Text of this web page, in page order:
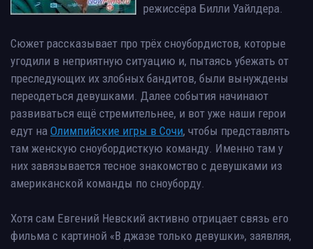
режиссёра Билли Уайлдера.
Сюжет рассказывает про трёх сноубордистов, которые
угодили в неприятную ситуацию и, пытаясь убежать от
преследующих их злобных бандитов, были вынуждены
переодеться девушками. Далее события начинают
развиваться ещё стремительнее, и вот уже наши герои
едут на Олимпийские игры в Сочи, чтобы представлять
там женскую сноубордисткую команду. Именно там у
них завязывается тесное знакомство с девушками из
американской команды по сноуборду.
Хотя сам Евгений Невский активно отрицает связь его
фильма с картиной «В джазе только девушки», заявляя,